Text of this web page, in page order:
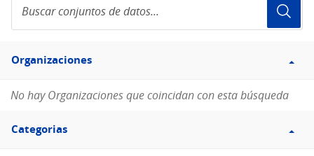
conjuntos
de
Filtro
Organizaciones
Organizaciones
No hay Organizaciones que coincidan con esta búsqueda
Filtro
Categorias
Categorias